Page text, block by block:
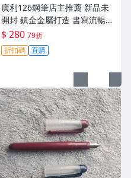
廣利126鋼筆店主推薦 新品未
開封 鎮金金屬打造 書寫流暢
重量恰到好處 專家級用筆選擇
126鋼筆 儲水型 筆尖書寫
$ 280 79折
折扣碼 直購